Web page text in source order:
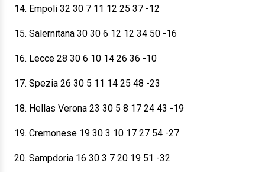
14. Empoli 32 30 7 11 12 25 37 -12
15. Salernitana 30 30 6 12 12 34 50 -16
16. Lecce 28 30 6 10 14 26 36 -10
17. Spezia 26 30 5 11 14 25 48 -23
18. Hellas Verona 23 30 5 8 17 24 43 -19
19. Cremonese 19 30 3 10 17 27 54 -27
20. Sampdoria 16 30 3 7 20 19 51 -32